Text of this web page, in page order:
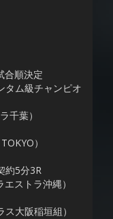
合順決定
タム級チャンピオ
千葉）
）
約5分3R
ストラ沖縄）
大阪稲垣組）